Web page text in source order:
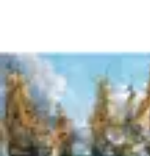
Règles et Jeux